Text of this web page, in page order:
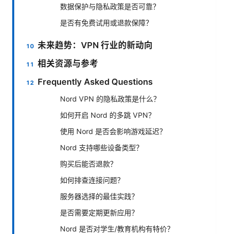
数据保护与隐私政策是否可靠？
是否有免费试用或退款保障？
未来趋势：VPN 行业的新动向
相关资源与参考
Frequently Asked Questions
Nord VPN 的隐私政策是什么？
如何开启 Nord 的多跳 VPN？
使用 Nord 是否会影响游戏延迟？
Nord 支持哪些设备类型？
购买后能否退款？
如何排查连接问题？
服务器选择的最佳实践？
是否需要定期更新应用？
Nord 是否对学生/教育机构有特价？